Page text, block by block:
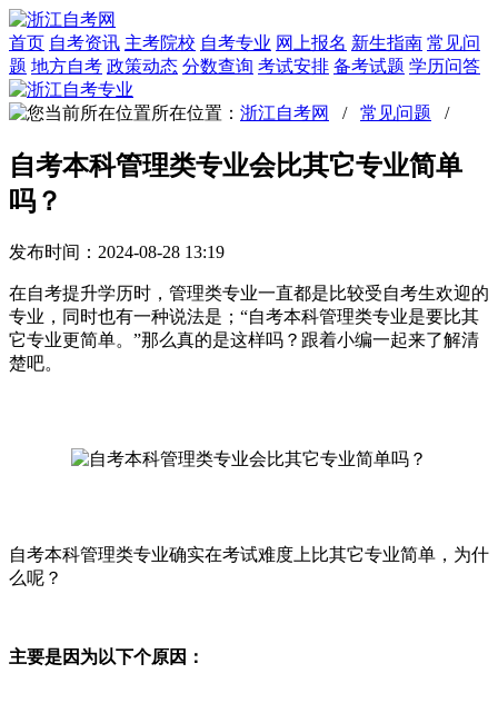
首页 自考资讯 主考院校 自考专业 网上报名 新生指南 常见问
题 地方自考 政策动态 分数查询 考试安排 备考试题 学历问答
所在位置： 浙江自考网 / 常见问题 /
自考本科管理类专业会比其它专业简单
吗？
发布时间：2024-08-28 13:19
在自考提升学历时，管理类专业一直都是比较受自考生欢迎的
专业，同时也有一种说法是；“自考本科管理类专业是要比其
它专业更简单。”那么真的是这样吗？跟着小编一起来了解清
楚吧。
自考本科管理类专业确实在考试难度上比其它专业简单，为什
么呢？
主要是因为以下个原因：